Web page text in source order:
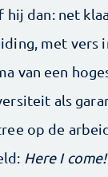
hij dan: net
met vers
van een
als
op de
Here I come!